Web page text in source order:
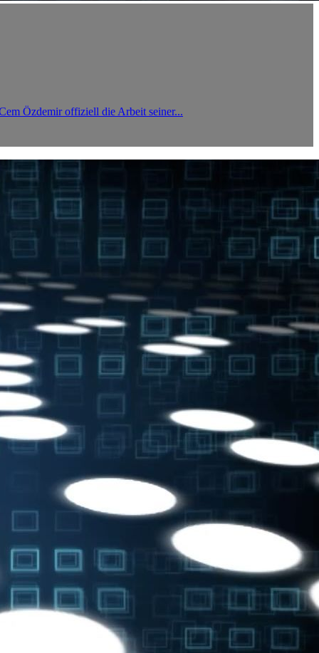
Özdemir offiziell die Arbeit seiner...